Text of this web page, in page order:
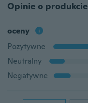
Opinie o produkcie
oceny
Pozytywne
Neutralny
Negatywne